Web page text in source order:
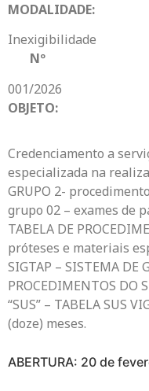
MODALIDADE:
Inexigibilidade
Nº
001/2026
OBJETO:
Credenciamento a
especializada na
GRUPO 2-
grupo 02 – exames de
TABELA DE
próteses e materiais
SIGTAP – SISTEMA DE
PROCEDIMENTOS DO
“SUS” – TABELA SUS
(doze) meses.
ABERTURA: 20 de